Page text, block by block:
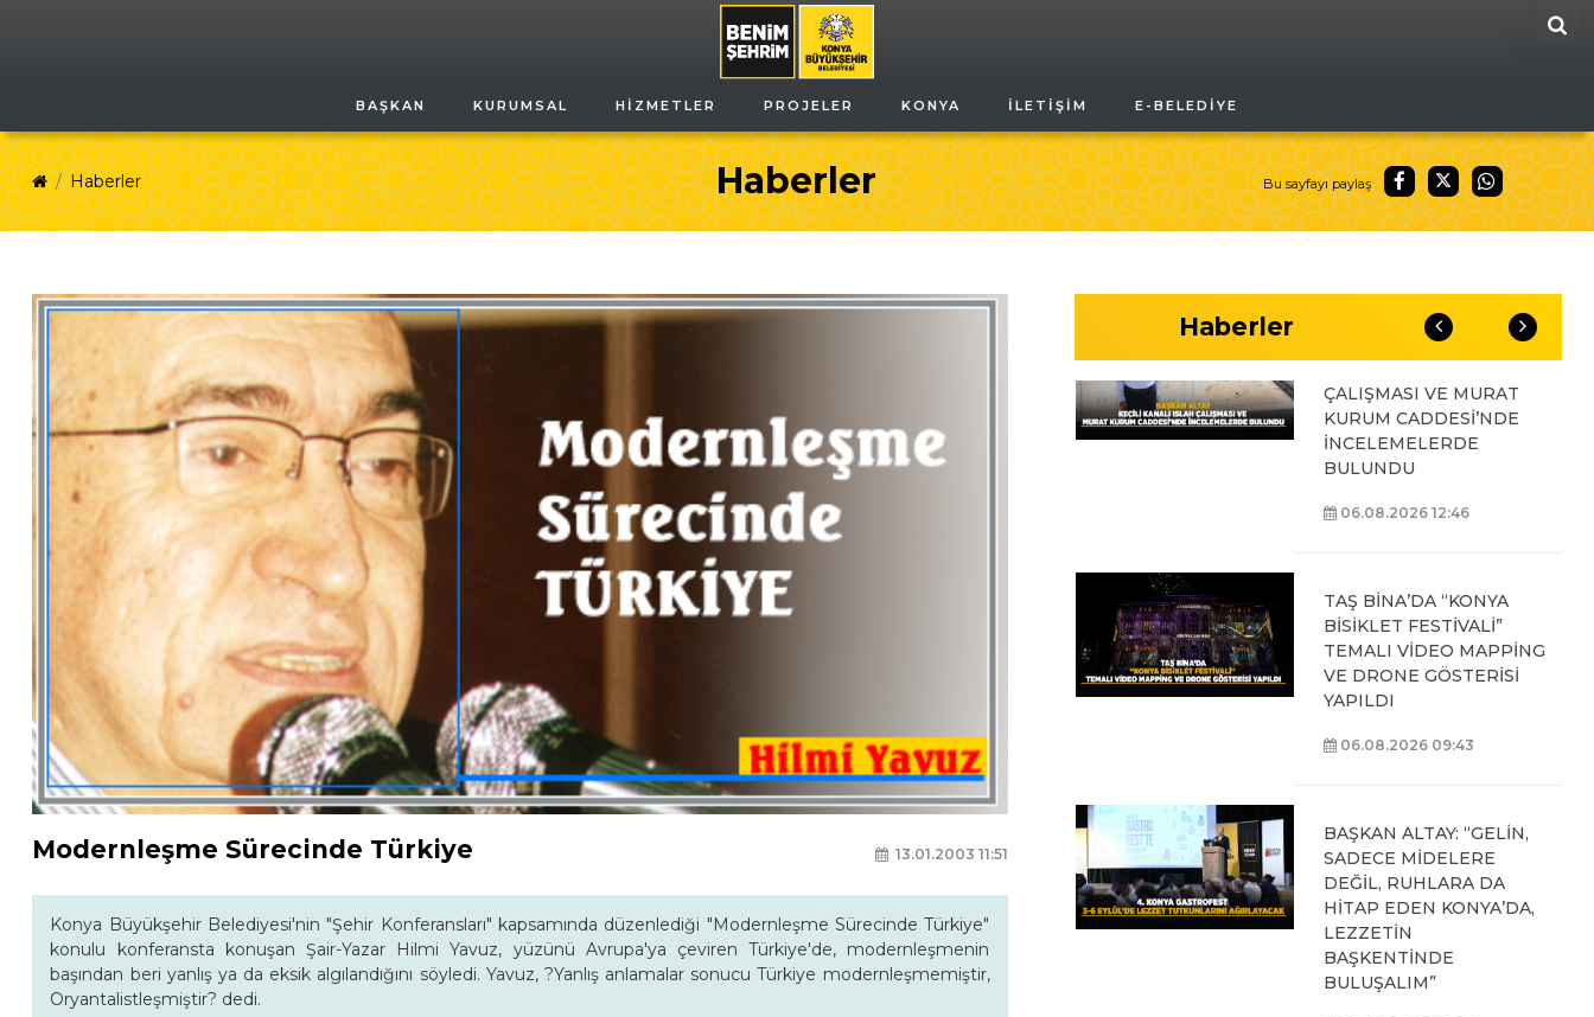
BAŞKAN KURUMSAL HIZMETLER PROJELER KONYA İLETIŞIM E-BELEDIYE
Haberler
Haberler Bu sayfayı paylaş
Modernleşme Sürecinde Türkiye 13.01.2003 11:51
Konya Büyükşehir Belediyesi'nin "Şehir Konferansları" kapsamında düzenlediği "Modernleşme Sürecinde Türkiye"
konulu konferansta konuşan Şair-Yazar Hilmi Yavuz, yüzünü Avrupa'ya çeviren Türkiye'de, modernleşmenin
başından beri yanlış ya da eksik algılandığını söyledi. Yavuz, ?Yanlış anlamalar sonucu Türkiye modernleşmemiştir,
Oryantalistleşmiştir? dedi.
Haberler
OYUNLARI’NIN FİNAL
TURUNDA
ÖĞRENCİLERİN
HEYECANINI PAYLAŞTI
BAŞKAN ALTAY, KEÇİLİ
ÇALIŞMASI VE MURAT
KURUM CADDESİ’NDE
İNCELEMELERDE
BULUNDU
06.08.2026 12:46
TAŞ BİNA’DA “KONYA
BİSİKLET FESTİVALİ”
TEMALI VİDEO MAPPİNG
VE DRONE GÖSTERİSİ
YAPILDI
06.08.2026 09:43
BAŞKAN ALTAY: “GELİN,
SADECE MİDELERE
DEĞİL, RUHLARA DA
HİTAP EDEN KONYA’DA,
LEZZETİN
BAŞKENTİNDE
BULUŞALIM”